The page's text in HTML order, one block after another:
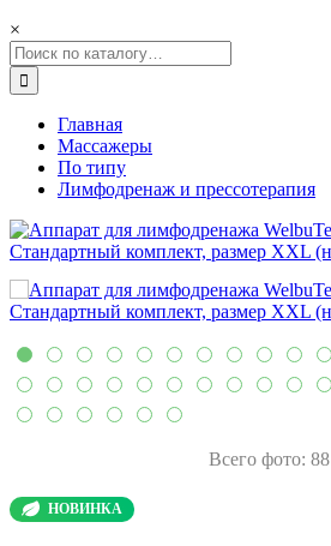
×
Главная
Массажеры
По типу
Лимфодренаж и прессотерапия
Всего фото: 88
НОВИНКА